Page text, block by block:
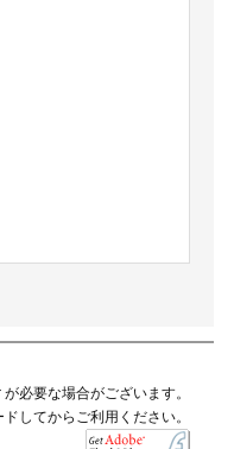
必要な場合がございます。
してからご利用ください。